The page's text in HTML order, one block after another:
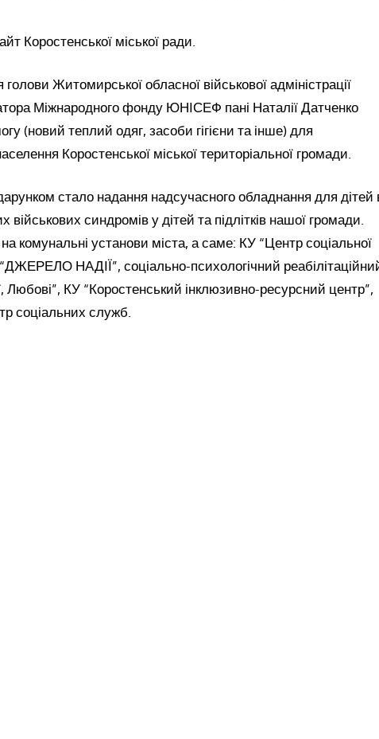
Коростенської міської ради.
Житомирської обласної військової адміністрації
Міжнародного фонду ЮНІСЕФ пані Наталії Датченко
(новий теплий одяг, засоби гігієни та інше) для
Коростенської міської територіальної громади.
стало надання надсучасного обладнання для дітей
військових синдромів у дітей та підлітків нашої громади.
комунальні установи міста, а саме: КУ “Центр соціальної
“ДЖЕРЕЛО НАДІЇ”, соціально-психологічний
Любові”, КУ “Коростенський інклюзивно-ресурсний центр”,
соціальних служб.